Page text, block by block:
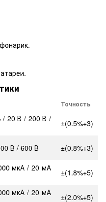
Точность
20 В / 200 В /
±(0.5%+3)
В / 600 В
±(0.8%+3)
мкА / 20 мА
±(1.8%+5)
мкА / 20 мА
±(2.0%+5)